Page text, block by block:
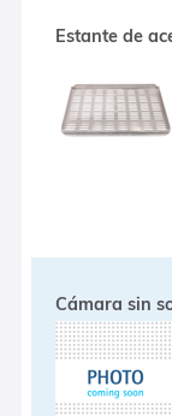
Estante de
Cámara sin